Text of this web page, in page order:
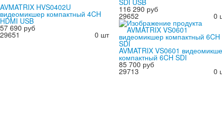
AVMATRIX HVS0402U
видеомикшер компактный 4CH
HDMI USB
57 690 руб
0 шт
29651
116 290 руб
0
29652
AVMATRIX VS0601
компактный 6CH SDI
85 700 руб
0
29713